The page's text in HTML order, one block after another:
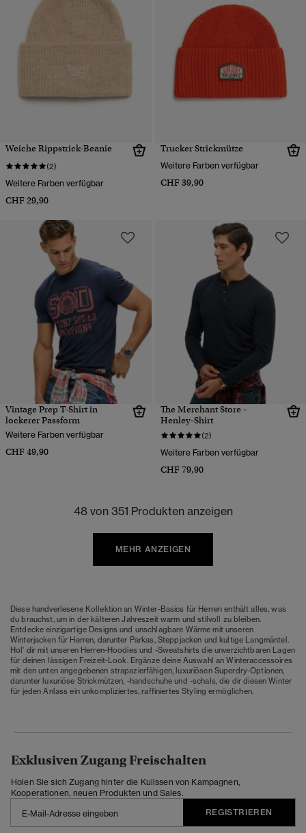
Weiche Rippstrick-Beanie
(2)
Weitere Farben verfügbar
CHF 29,90
Trucker Strickmütze
Weitere Farben verfügbar
CHF 39,90
Vintage Prep T-Shirt in
lockerer Passform
Weitere Farben verfügbar
CHF 49,90
The Merchant Store -
Henley-Shirt
(2)
Weitere Farben verfügbar
CHF 79,90
48 von 351 Produkten anzeigen
MEHR ANZEIGEN
Diese handverlesene Kollektion an Winter-Basics für Herren enthält alles, was
du brauchst, um in der kälteren Jahreszeit warm und stilvoll zu bleiben.
Entdecke einzigartige Designs und unschlagbare Wärme mit unseren
Winterjacken für Herren, darunter Parkas, Steppjacken und kultige Langmäntel.
Hol' dir mit unseren Herren-Hoodies und -Sweatshirts die unverzichtbaren Lagen
für deinen lässigen Freizeit-Look. Ergänze deine Auswahl an Winteraccessoires
mit den unten angegebenen strapazierfähigen, luxuriösen Superdry-Optionen,
darunter luxuriöse Strickmützen, -handschuhe und -schals, die dir diesen Winter
für jeden Anlass ein unkompliziertes, raffiniertes Styling ermöglichen.
Exklusiven Zugang Freischalten
Holen Sie sich Zugang hinter die Kulissen von Kampagnen,
Kooperationen, neuen Produkten und Sales.
REGISTRIEREN